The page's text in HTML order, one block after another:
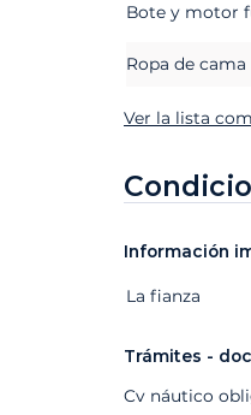
Bote y motor
Ver la lista
Información
Extras Estado
La fianza
Trámites -
Cv náutico